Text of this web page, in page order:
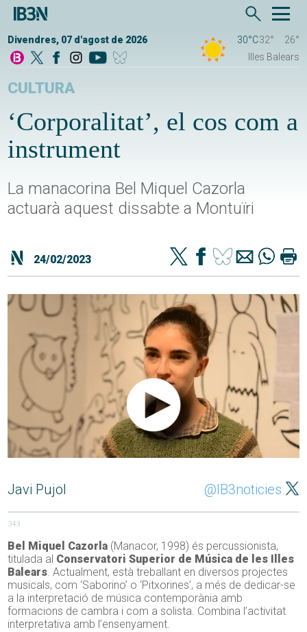
Divendres, 07 d'agost de 2026 30°C32°
26°
Illes Balears
CULTURA
‘Corporalitat’, el cos com a
instrument
La manacorina Bel Miquel Cazorla
actuarà aquest dissabte a Montuïri
24/02/2023
Javi Pujol @IB3noticies
343
Bel Miquel Cazorla (Manacor, 1998) és percussionista,
titulada al Conservatori Superior de Música de les Illes
Balears. Actualment, està treballant en diversos projectes
musicals, com ‘Saborino’ o ‘Pitxorines’, a més de dedicar-se
a la interpretació de música contemporània amb
formacions de cambra i com a solista. Combina l’activitat
interpretativa amb l’ensenyament.